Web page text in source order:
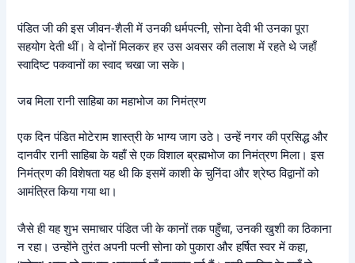
पंडित जी की इस जीवन-शैली में उनकी धर्मपत्नी, सोना देवी भी उनका पूरा
सहयोग देती थीं। वे दोनों मिलकर हर उस अवसर की तलाश में रहते थे जहाँ
स्वादिष्ट पकवानों का स्वाद चखा जा सके।
जब मिला रानी साहिबा का महाभोज का निमंत्रण
एक दिन पंडित मोटेराम शास्त्री के भाग्य जाग उठे। उन्हें नगर की प्रसिद्ध और
दानवीर रानी साहिबा के यहाँ से एक विशाल ब्रह्मभोज का निमंत्रण मिला। इस
निमंत्रण की विशेषता यह थी कि इसमें काशी के चुनिंदा और श्रेष्ठ विद्वानों को
आमंत्रित किया गया था।
जैसे ही यह शुभ समाचार पंडित जी के कानों तक पहुँचा, उनकी खुशी का ठिकाना
न रहा। उन्होंने तुरंत अपनी पत्नी सोना को पुकारा और हर्षित स्वर में कहा,